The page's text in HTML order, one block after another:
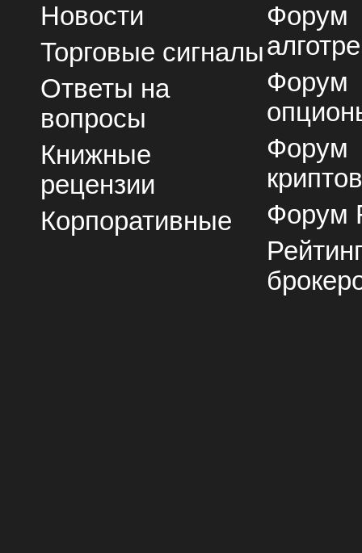
Новости
Торговые сигналы
Ответы на
вопросы
Книжные
рецензии
Корпоративные
Форум
Форум
Форум
Форум